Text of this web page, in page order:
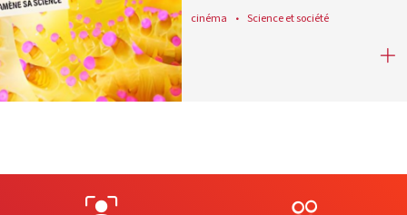
cinéma Science et société
Festival Pariscience 2025 : cinq